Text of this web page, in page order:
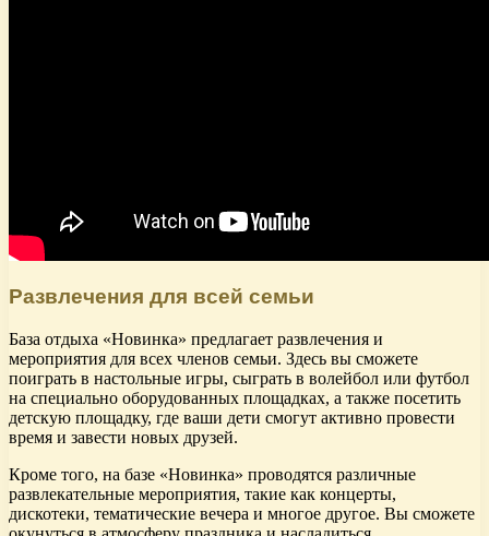
Развлечения для всей семьи
База отдыха «Новинка» предлагает развлечения и
мероприятия для всех членов семьи. Здесь вы сможете
поиграть в настольные игры, сыграть в волейбол или футбол
на специально оборудованных площадках, а также посетить
детскую площадку, где ваши дети смогут активно провести
время и завести новых друзей.
Кроме того, на базе «Новинка» проводятся различные
развлекательные мероприятия, такие как концерты,
дискотеки, тематические вечера и многое другое. Вы сможете